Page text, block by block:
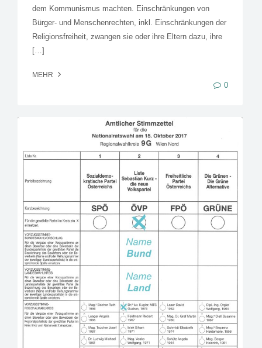
dem Kommunismus machten. Einschränkungen von
Bürger- und Menschenrechten, inkl. Einschränkungen der
Religionsfreiheit, zwangen sie oder ihre Eltern dazu, ihre
[…]
MEHR
0